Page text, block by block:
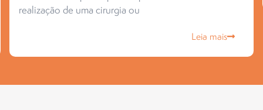
realização de uma cirurgia ou
Leia mais